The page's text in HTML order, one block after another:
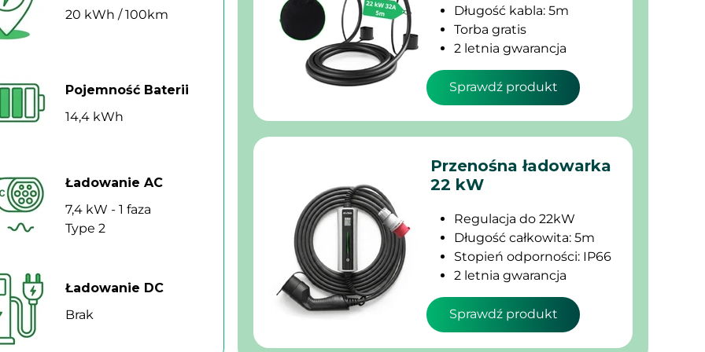
Brak
Ładowanie DC
7,4 kW - 1 faza
Type 2
Ładowanie AC
14,4 kWh
Pojemność Baterii
20 kWh / 100km
Sprawdź produkt
Przenośna ładowarka
22 kW
Regulacja do 22kW
Długość całkowita: 5m
Stopień odporności: IP66
2 letnia gwarancja
Sprawdź produkt
Długość kabla: 5m
Torba gratis
2 letnia gwarancja